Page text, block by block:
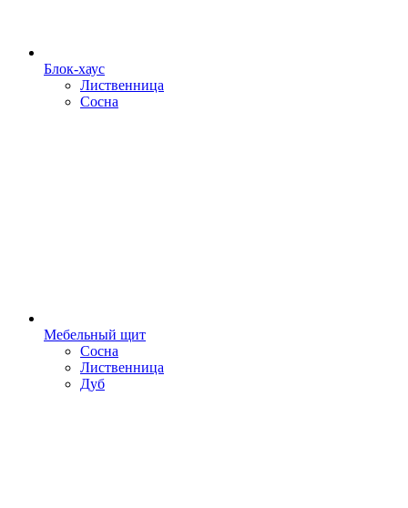
Блок-хаус
Лиственница
Сосна
Мебельный щит
Сосна
Лиственница
Дуб